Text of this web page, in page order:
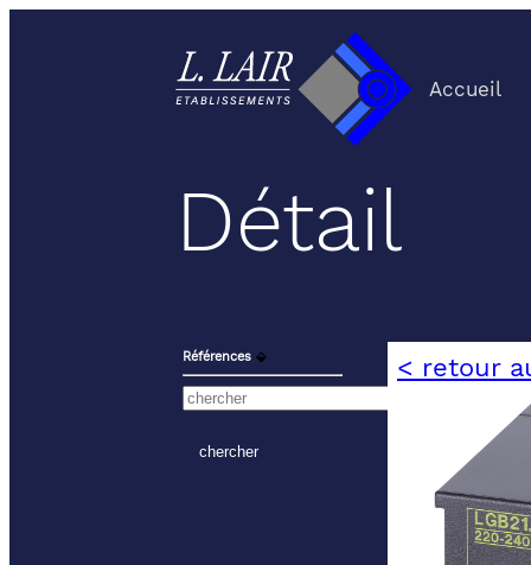
Accueil
Détail
Références ⬙ < retour